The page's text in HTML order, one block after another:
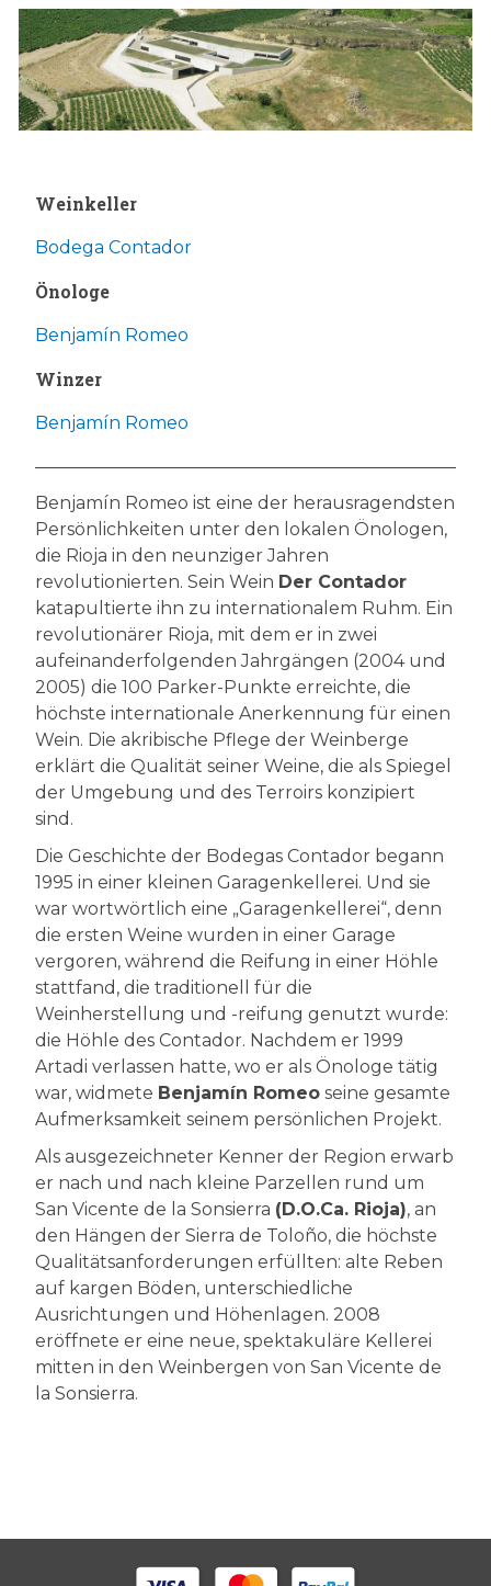
Weinkeller
Bodega Contador
Önologe
Benjamín Romeo
Winzer
Benjamín Romeo
Benjamín Romeo ist eine der herausragendsten
Persönlichkeiten unter den lokalen Önologen,
die Rioja in den neunziger Jahren
revolutionierten. Sein Wein Der Contador
katapultierte ihn zu internationalem Ruhm. Ein
revolutionärer Rioja, mit dem er in zwei
aufeinanderfolgenden Jahrgängen (2004 und
2005) die 100 Parker-Punkte erreichte, die
höchste internationale Anerkennung für einen
Wein. Die akribische Pflege der Weinberge
erklärt die Qualität seiner Weine, die als Spiegel
der Umgebung und des Terroirs konzipiert
sind.
Die Geschichte der Bodegas Contador begann
1995 in einer kleinen Garagenkellerei. Und sie
war wortwörtlich eine „Garagenkellerei“, denn
die ersten Weine wurden in einer Garage
vergoren, während die Reifung in einer Höhle
stattfand, die traditionell für die
Weinherstellung und -reifung genutzt wurde:
die Höhle des Contador. Nachdem er 1999
Artadi verlassen hatte, wo er als Önologe tätig
war, widmete Benjamín Romeo seine gesamte
Aufmerksamkeit seinem persönlichen Projekt.
Als ausgezeichneter Kenner der Region erwarb
er nach und nach kleine Parzellen rund um
San Vicente de la Sonsierra (D.O.Ca. Rioja), an
den Hängen der Sierra de Toloño, die höchste
Qualitätsanforderungen erfüllten: alte Reben
auf kargen Böden, unterschiedliche
Ausrichtungen und Höhenlagen. 2008
eröffnete er eine neue, spektakuläre Kellerei
mitten in den Weinbergen von San Vicente de
la Sonsierra.